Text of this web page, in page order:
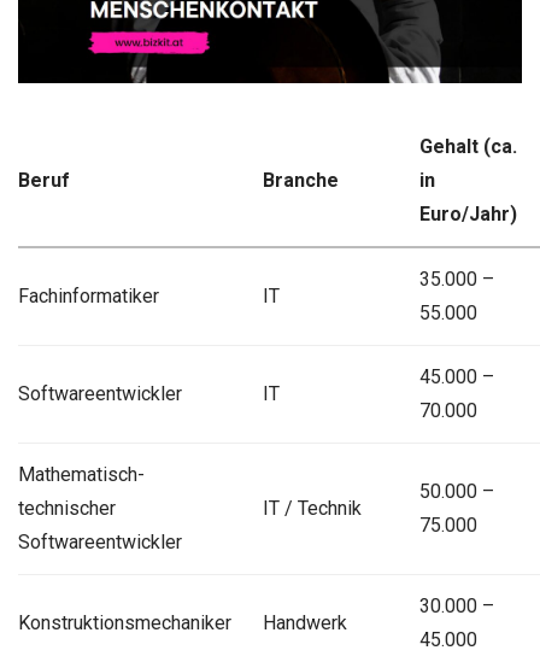
Beruf Branche
Gehalt (ca.
in
Euro/Jahr)
Fachinformatiker IT
35.000 –
55.000
Softwareentwickler IT
45.000 –
70.000
Mathematisch-
technischer
Softwareentwickler
IT / Technik
50.000 –
75.000
Konstruktionsmechaniker Handwerk
30.000 –
45.000